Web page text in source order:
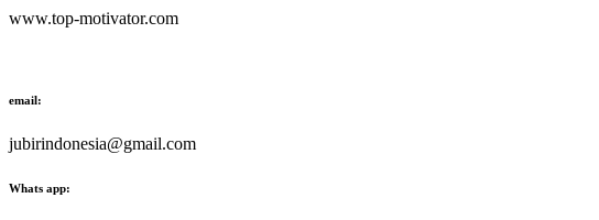
www.top-motivator.com
email:
jubirindonesia@gmail.com
Whats app: